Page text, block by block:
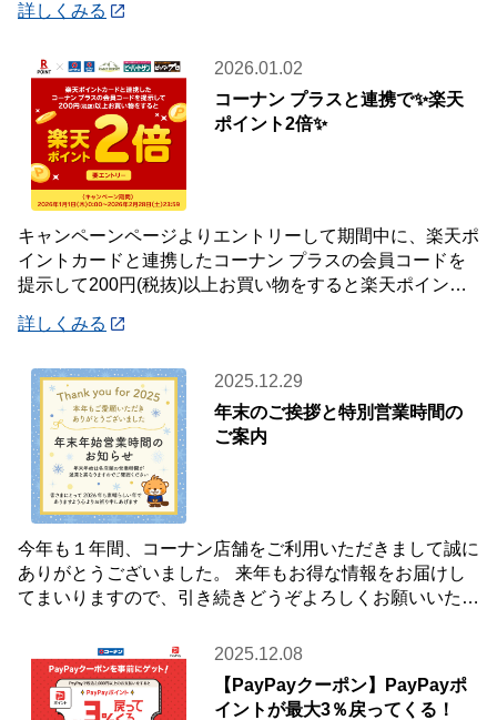
詳しくみる
2026.01.02
コーナン プラスと連携で✨楽天
ポイント2倍✨
キャンペーンページよりエントリーして期間中に、楽天ポ
イントカードと連携したコーナン プラスの会員コードを
提示して200円(税抜)以上お買い物をすると楽天ポイント2
詳しくみる
2025.12.29
年末のご挨拶と特別営業時間の
ご案内
今年も１年間、コーナン店舗をご利用いただきまして誠に
ありがとうございました。 来年もお得な情報をお届けし
てまいりますので、引き続きどうぞよろしくお願いいたし
2025.12.08
【PayPayクーポン】PayPayポ
イントが最大3％戻ってくる！